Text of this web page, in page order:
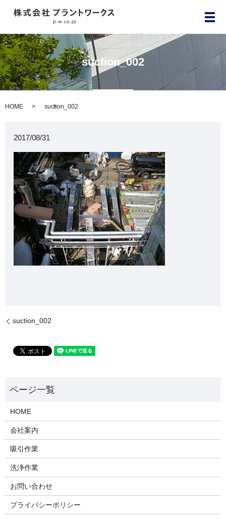
メ
suction_002
HOME suction_002
2017/08/31
suction_002
HOME
会社案内
吸引作業
洗浄作業
お問い合わせ
プライバシーポリシー